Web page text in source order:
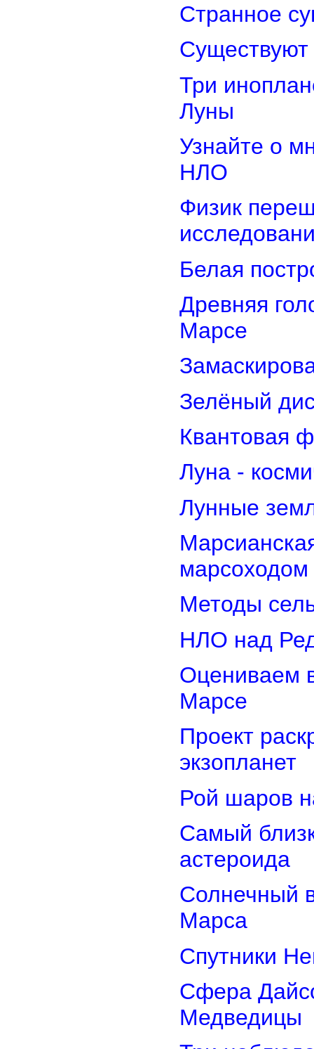
Странное
Три
Луны
Узнайте о
НЛО
Физик
Белая
Древняя
Марсе
Зелёный
Квантовая
Луна -
Лунные
марсоходом
Методы
НЛО над
Оцениваем
Марсе
Проект
экзопланет
Рой шаров
Самый
астероида
Солнечный
Марса
Спутники
Сфера
Медведицы